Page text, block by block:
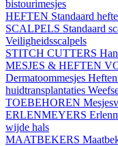
bistourimesjes
HEFTEN Standaard
SCALPELS Standaard
Veiligheidsscalpels
STITCH CUTTERS
MESJES & HEFTEN
Dermatoommesjes
huidtransplantaties
TOEBEHOREN
ERLENMEYERS
wijde hals
MAATBEKERS